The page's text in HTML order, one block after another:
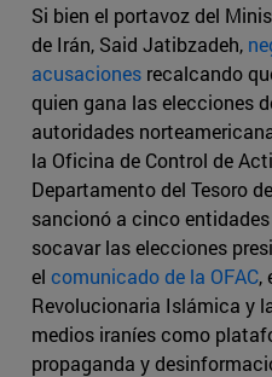
Si bien el portavoz del
de Irán, Said Jatibzadeh,
acusaciones recalcando
quien gana las elecciones
autoridades
la Oficina de Control de
Departamento del Tesoro
sancionó a cinco
socavar las elecciones
el comunicado de la OFAC,
Revolucionaria Islámica y
medios iraníes como
propaganda y